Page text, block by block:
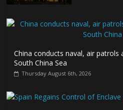
China conducts naval, air patrols
South China Sea
Thursday August 6th, 2026